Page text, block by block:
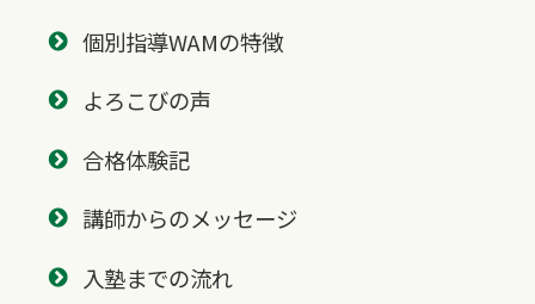
個別指導WAMの特徴
よろこびの声
合格体験記
講師からのメッセージ
入塾までの流れ